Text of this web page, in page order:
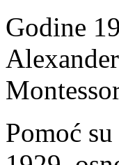
Godine
Pomoć